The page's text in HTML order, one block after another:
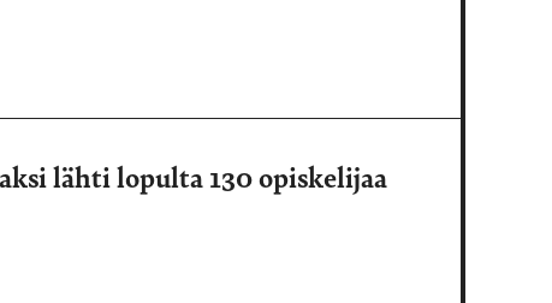
lähti lopulta 130 opiskelijaa